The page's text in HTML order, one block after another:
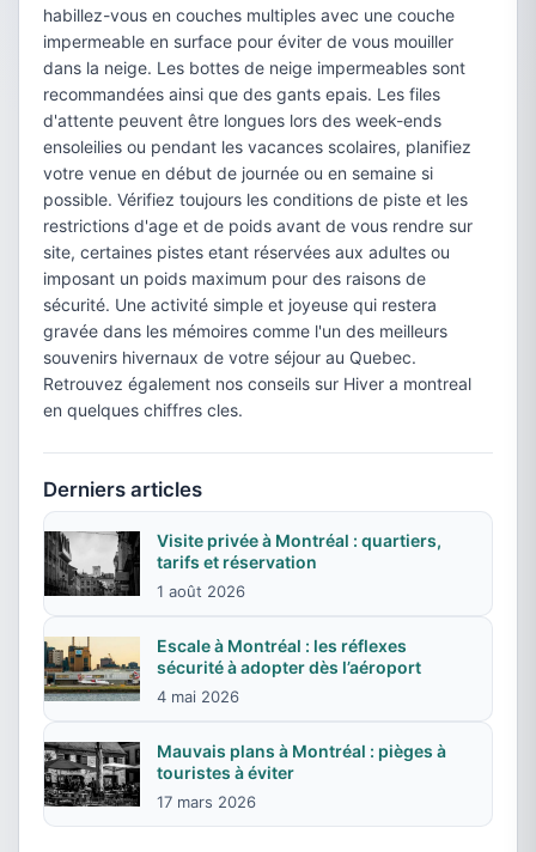
habillez-vous en couches multiples avec une couche
impermeable en surface pour éviter de vous mouiller
dans la neige. Les bottes de neige impermeables sont
recommandées ainsi que des gants epais. Les files
d'attente peuvent être longues lors des week-ends
ensoleilies ou pendant les vacances scolaires, planifiez
votre venue en début de journée ou en semaine si
possible. Vérifiez toujours les conditions de piste et les
restrictions d'age et de poids avant de vous rendre sur
site, certaines pistes etant réservées aux adultes ou
imposant un poids maximum pour des raisons de
sécurité. Une activité simple et joyeuse qui restera
gravée dans les mémoires comme l'un des meilleurs
souvenirs hivernaux de votre séjour au Quebec.
Retrouvez également nos conseils sur Hiver a montreal
en quelques chiffres cles.
Derniers articles
Visite privée à Montréal : quartiers,
tarifs et réservation
1 août 2026
Escale à Montréal : les réflexes
sécurité à adopter dès l’aéroport
4 mai 2026
Mauvais plans à Montréal : pièges à
touristes à éviter
17 mars 2026